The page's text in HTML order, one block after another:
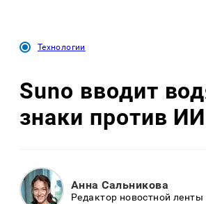
Технологии
Suno вводит
знаки против
Анна Сальникова
Редактор новостной ленты